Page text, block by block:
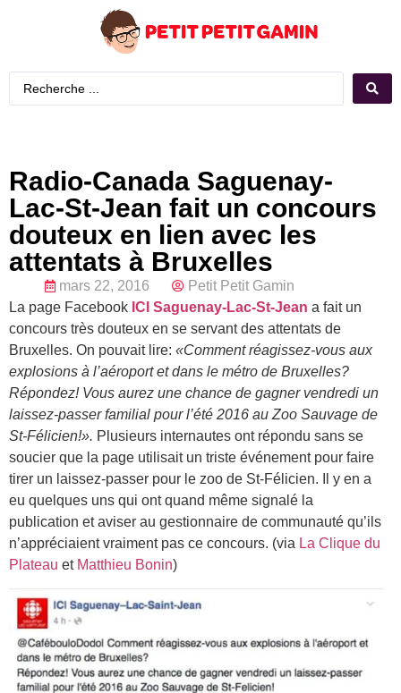
Radio-Canada Saguenay-
Lac-St-Jean fait un concours
douteux en lien avec les
attentats à Bruxelles
mars 22, 2016
Petit Petit Gamin
La page Facebook ICI Saguenay-Lac-St-Jean a fait un
concours très douteux en se servant des attentats de
Bruxelles. On pouvait lire: «Comment réagissez-vous aux
explosions à l’aéroport et dans le métro de Bruxelles?
Répondez! Vous aurez une chance de gagner vendredi un
laissez-passer familial pour l’été 2016 au Zoo Sauvage de
St-Félicien!». Plusieurs internautes ont répondu sans se
soucier que la page utilisait un triste événement pour faire
tirer un laissez-passer pour le zoo de St-Félicien. Il y en a
eu quelques uns qui ont quand même signalé la
publication et aviser au gestionnaire de communauté qu’ils
n’appréciaient vraiment pas ce concours. (via La Clique du
Plateau et Matthieu Bonin)